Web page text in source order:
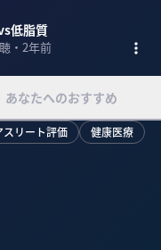
低脂質
・ 2年前
あなたへのおすすめ
スリート評価 健康医療